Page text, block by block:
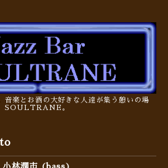
楽とお酒の大好きな人達が集う憩いの場
SOULTRANE。
小林潤市 (bass)